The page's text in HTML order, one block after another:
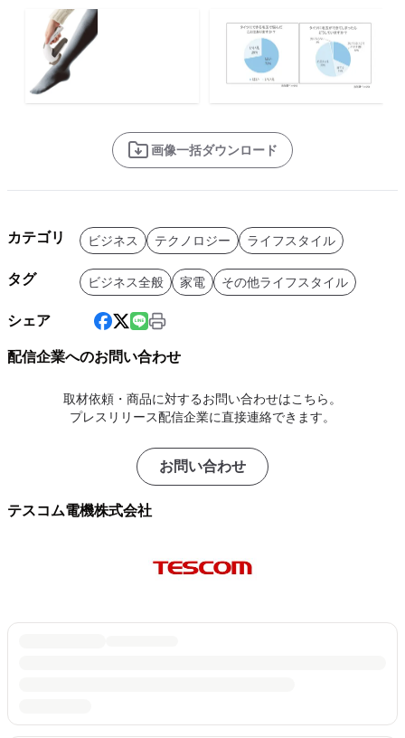
画像一括ダウンロード
カテゴリ ビジネス テクノロジー ライフスタイル
タグ ビジネス全般 家電 その他ライフスタイル
シェア
配信企業へのお問い合わせ
取材依頼・商品に対するお問い合わせはこちら。
プレスリリース配信企業に直接連絡できます。
お問い合わせ
テスコム電機株式会社